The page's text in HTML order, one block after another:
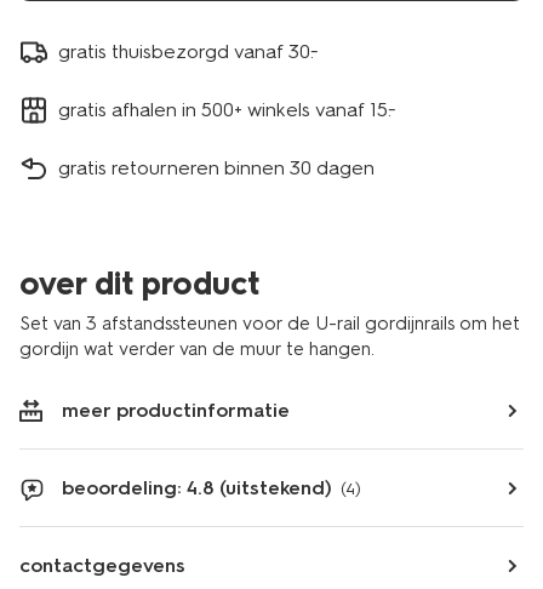
gratis thuisbezorgd vanaf 30.-
gratis afhalen in 500+ winkels vanaf 15.-
gratis retourneren binnen 30 dagen
over dit product
Set van 3 afstandssteunen voor de U-rail gordijnrails om het
gordijn wat verder van de muur te hangen.
meer productinformatie
beoordeling: 4.8 (uitstekend) (4)
contactgegevens